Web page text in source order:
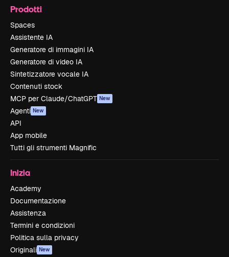
Prodotti
Spaces
Assistente IA
Generatore di immagini IA
Generatore di video IA
Sintetizzatore vocale IA
Contenuti stock
MCP per Claude/ChatGPT New
Agenti New
API
App mobile
Tutti gli strumenti Magnific
Inizia
Academy
Documentazione
Assistenza
Termini e condizioni
Politica sulla privacy
Originali New